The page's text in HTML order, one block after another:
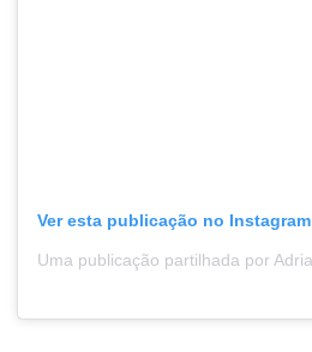
Ver esta publicação no Instagram